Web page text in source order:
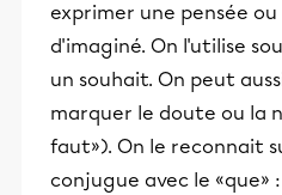
exprimer une pensée
d'imaginé. On l'utilise
un souhait. On peut
marquer le doute ou la
faut»). On le reconnait
conjugue avec le «que»